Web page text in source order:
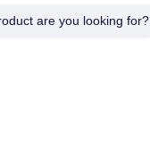
are you looking for?